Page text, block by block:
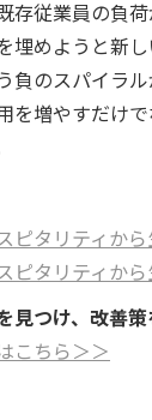
存従業員の負
埋めようと新
負のスパイラ
を増やすだけ
ピタリティか
ピタリティか
見つけ、改善
こちら＞＞